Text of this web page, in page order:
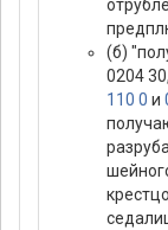
(б)
0204
110 0 и